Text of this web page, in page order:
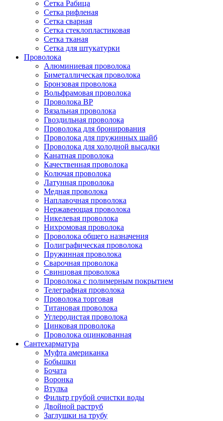
Сетка Рабица
Сетка рифленая
Сетка сварная
Сетка стеклопластиковая
Сетка тканая
Сетка для штукатурки
Проволока
Алюминиевая проволока
Биметаллическая проволока
Бронзовая проволока
Вольфрамовая проволока
Проволока ВР
Вязальная проволока
Гвоздильная проволока
Проволока для бронирования
Проволока для пружинных шайб
Проволока для холодной высадки
Канатная проволока
Качественная проволока
Колючая проволока
Латунная проволока
Медная проволока
Наплавочная проволока
Нержавеющая проволока
Никелевая проволока
Нихромовая проволока
Проволока общего назначения
Полиграфическая проволока
Пружинная проволока
Сварочная проволока
Свинцовая проволока
Проволока с полимерным покрытием
Телеграфная проволока
Проволока торговая
Титановая проволока
Углеродистая проволока
Цинковая проволока
Проволока оцинкованная
Сантехарматура
Муфта американка
Бобышки
Бочата
Воронка
Втулка
Фильтр грубой очистки воды
Двойной раструб
Заглушки на трубу